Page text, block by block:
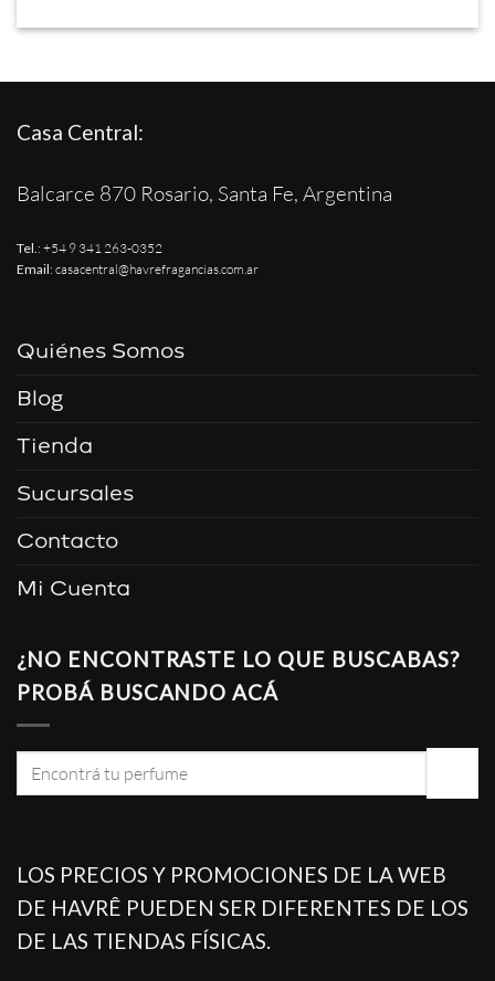
Casa Central:
Balcarce 870 Rosario, Santa Fe, Argentina
Tel. : +54 9 341 263-0352
Email: casacentral@havrefragancias.com.ar
Quiénes Somos
Blog
Tienda
Sucursales
Contacto
Mi Cuenta
¿NO ENCONTRASTE LO QUE BUSCABAS?
PROBÁ BUSCANDO ACÁ
Buscar
por:
LOS PRECIOS Y PROMOCIONES DE LA WEB
DE HAVRÊ PUEDEN SER DIFERENTES DE LOS
DE LAS TIENDAS FÍSICAS.